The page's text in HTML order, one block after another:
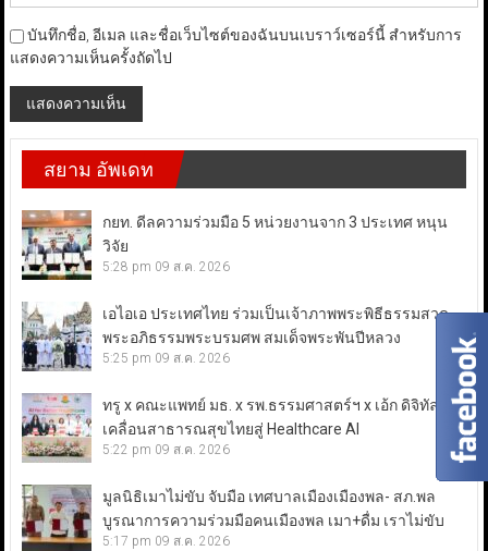
บันทึกชื่อ, อีเมล และชื่อเว็บไซต์ของฉันบนเบราว์เซอร์นี้ สำหรับการ
แสดงความเห็นครั้งถัดไป
สยาม อัพเดท
กยท. ดีลความร่วมมือ 5 หน่วยงานจาก 3 ประเทศ หนุน
วิจัย
5:28 pm 09 ส.ค. 2026
เอไอเอ ประเทศไทย ร่วมเป็นเจ้าภาพพระพิธีธรรมสวด
พระอภิธรรมพระบรมศพ สมเด็จพระพันปีหลวง
5:25 pm 09 ส.ค. 2026
ทรู x คณะแพทย์ มธ. x รพ.ธรรมศาสตร์ฯ x เอ้ก ดิจิทัล ขับ
เคลื่อนสาธารณสุขไทยสู่ Healthcare AI
5:22 pm 09 ส.ค. 2026
มูลนิธิเมาไม่ขับ จับมือ เทศบาลเมืองเมืองพล- สภ.พล
บูรณาการความร่วมมือคนเมืองพล เมา+ดื่ม เราไม่ขับ
5:17 pm 09 ส.ค. 2026